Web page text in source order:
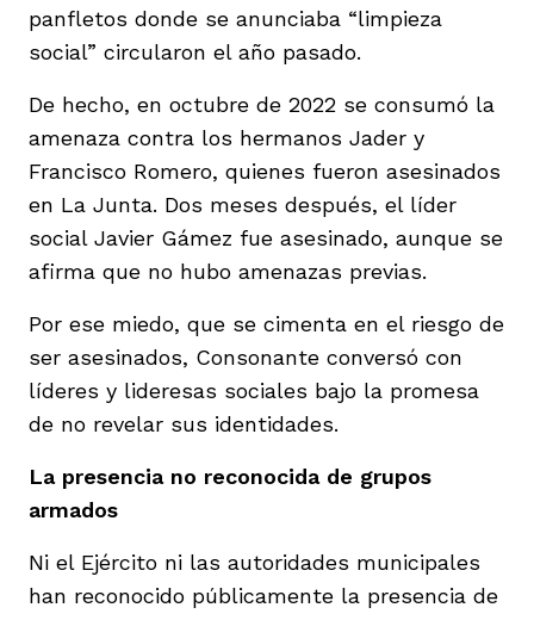
panfletos donde se anunciaba “limpieza
social” circularon el año pasado.
De hecho, en octubre de 2022 se consumó la
amenaza contra los hermanos Jader y
Francisco Romero, quienes fueron asesinados
en La Junta. Dos meses después, el líder
social Javier Gámez fue asesinado, aunque se
afirma que no hubo amenazas previas.
Por ese miedo, que se cimenta en el riesgo de
ser asesinados, Consonante conversó con
líderes y lideresas sociales bajo la promesa
de no revelar sus identidades.
La presencia no reconocida de grupos
armados
Ni el Ejército ni las autoridades municipales
han reconocido públicamente la presencia de